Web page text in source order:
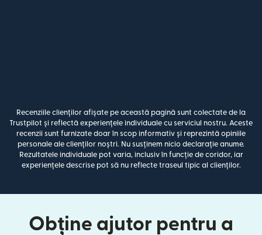
Recenziile clienților afișate pe această pagină sunt colectate de la
Trustpilot și reflectă experiențele individuale cu serviciul nostru. Aceste
recenzii sunt furnizate doar în scop informativ și reprezintă opiniile
personale ale clienților noștri. Nu susținem nicio declarație anume.
Rezultatele individuale pot varia, inclusiv în funcție de coridor, iar
experiențele descrise pot să nu reflecte traseul tipic al clienților.
Obține ajutor pentru a